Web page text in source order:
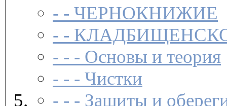
- - ЧЕРНОКНИЖИЕ
- -
- - - Основы и теория
- - - Чистки­
- - - Защиты и